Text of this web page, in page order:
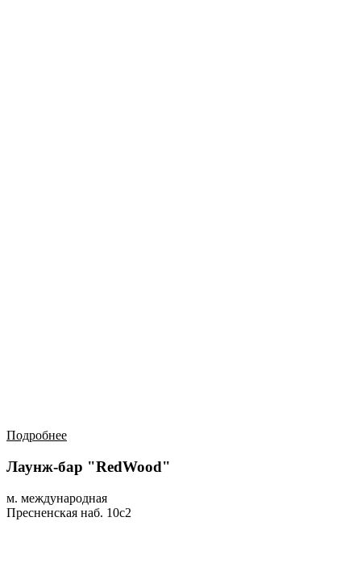
Подробнее
Лаунж-бар "RedWood"
м. международная
Пресненская наб. 10с2